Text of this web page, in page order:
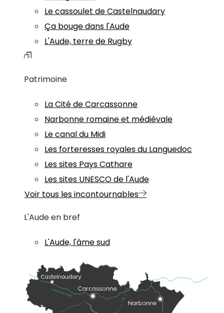
Le cassoulet de Castelnaudary
Ça bouge dans l'Aude
L'Aude, terre de Rugby
Patrimoine
La Cité de Carcassonne
Narbonne romaine et médiévale
Le canal du Midi
Les forteresses royales du Languedoc
Les sites Pays Cathare
Les sites UNESCO de l'Aude
Voir tous les incontournables
L'Aude en bref
L'Aude, l'âme sud